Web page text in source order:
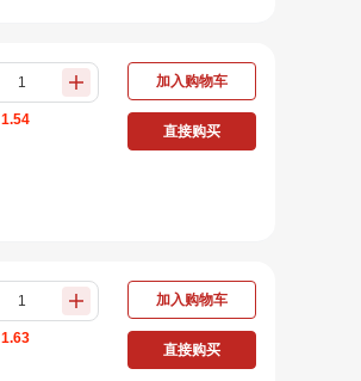
1.54
加入购物车
直接购买
1.63
加入购物车
直接购买